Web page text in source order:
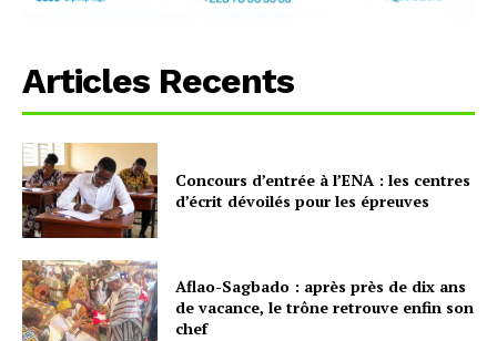
Articles Recents
Concours d’entrée à l’ENA : les centres
d’écrit dévoilés pour les épreuves
Aflao-Sagbado : après près de dix ans
de vacance, le trône retrouve enfin son
chef